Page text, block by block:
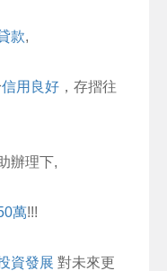
款,
信用良好 ，存摺往
辦理下,
萬!!!
資發展 對未來更